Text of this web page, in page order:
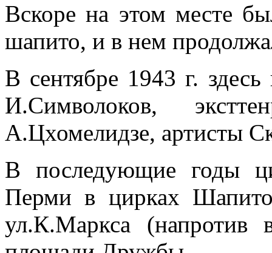
Вскоре на этом месте
шапито, и в нем
В сентябре 1943 г.
И.Символоков,
А.Цхомелидзе, артисты
В последующие годы
Перми в цирках
ул.К.Маркса (напротив